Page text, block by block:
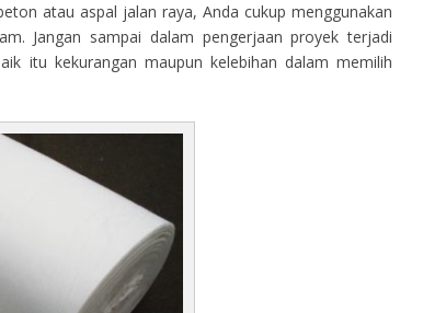
atau aspal jalan raya, Anda cukup menggunakan
Jangan sampai dalam pengerjaan proyek terjadi
itu kekurangan maupun kelebihan dalam memilih